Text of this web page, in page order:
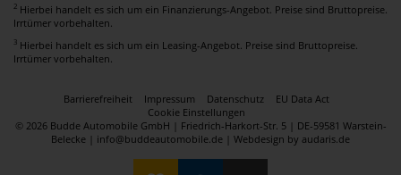
2 Hierbei handelt es sich um ein Finanzierungs-Angebot. Preise sind Bruttopreise.
Irrtümer vorbehalten.
3 Hierbei handelt es sich um ein Leasing-Angebot. Preise sind Bruttopreise.
Irrtümer vorbehalten.
Barrierefreiheit Impressum Datenschutz
EU Data Act
Cookie Einstellungen
© 2026 Budde Automobile GmbH | Friedrich-Harkort-Str. 5 | DE-59581 Warstein-
Belecke | info@buddeautomobile.de | Webdesign by audaris.de